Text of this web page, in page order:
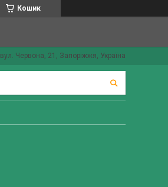
Кошик
вул. Червона, 21, Запоріжжя, Україна